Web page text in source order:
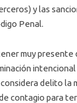
y las
Penal.
muy presente
intencional
delito la
contagio para